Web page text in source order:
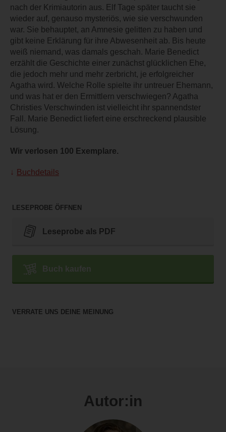
nach der Krimiautorin aus. Elf Tage später taucht sie
wieder auf, genauso mysteriös, wie sie verschwunden
war. Sie behauptet, an Amnesie gelitten zu haben und
gibt keine Erklärung für ihre Abwesenheit ab. Bis heute
weiß niemand, was damals geschah. Marie Benedict
erzählt die Geschichte einer zunächst glücklichen Ehe,
die jedoch mehr und mehr zerbricht, je erfolgreicher
Agatha wird. Welche Rolle spielte ihr untreuer Ehemann,
und was hat er den Ermittlern verschwiegen? Agatha
Christies Verschwinden ist vielleicht ihr spannendster
Fall. Marie Benedict liefert eine erschreckend plausible
Lösung.
Wir verlosen 100 Exemplare.
Buchdetails
LESEPROBE ÖFFNEN
Leseprobe als PDF
Buch kaufen
VERRATE UNS DEINE MEINUNG
Autor:in